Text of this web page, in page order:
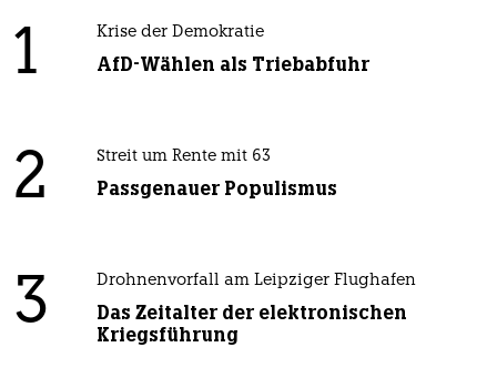
1 Krise der Demokratie
AfD-Wählen als Triebabfuhr
2 Streit um Rente mit 63
Passgenauer Populismus
3 Drohnenvorfall am Leipziger Flughafen
Das Zeitalter der elektronischen
Kriegsführung